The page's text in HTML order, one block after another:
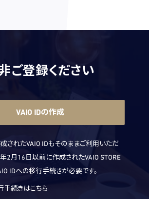
ご登録ください
VAIO IDの作成
されたVAIO IDもそのままご利用いただ
2月16日以前に作成されたVAIO STORE
IDへの移行手続きが必要です。
手続きはこちら